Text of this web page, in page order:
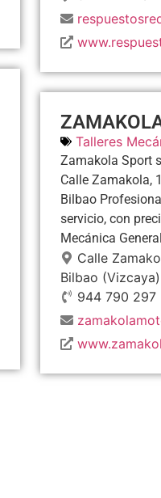
Talleres
Zamakola Sport
Calle Zamakola,
Bilbao
servicio, con
Mecánica General
Calle
Bilbao (Vizcaya)
944 790 297